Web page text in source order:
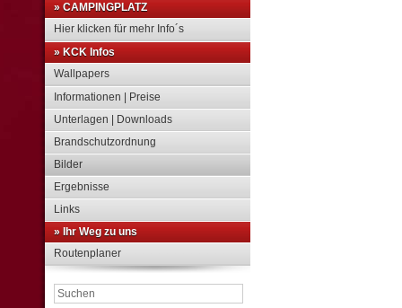
» CAMPINGPLATZ
Hier klicken für mehr Info´s
» KCK Infos
Wallpapers
Informationen | Preise
Unterlagen | Downloads
Brandschutzordnung
Bilder
Ergebnisse
Links
» Ihr Weg zu uns
Routenplaner